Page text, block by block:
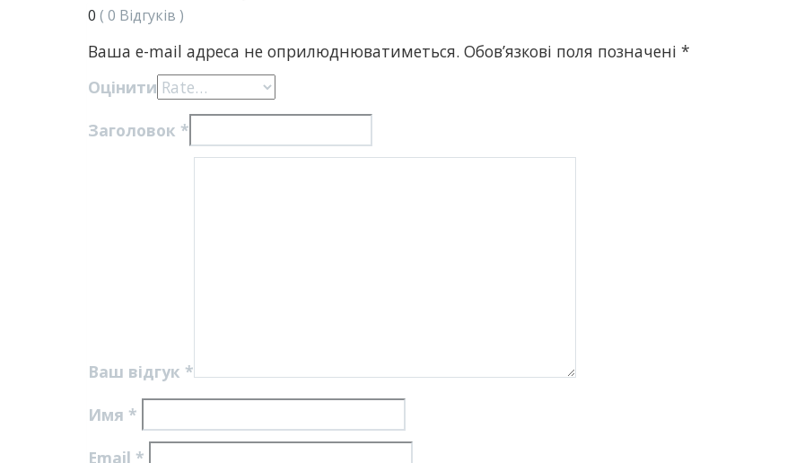
0 ( 0 Відгуків )
Ваша e-mail адреса не оприлюднюватиметься. Обов’язкові поля позначені *
Оцінити
Заголовок *
Ваш відгук *
Имя *
Email *